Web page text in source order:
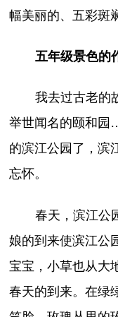
幅美丽的、五彩斑
五年级景色的
我去过古老的
举世闻名的颐和
的滨江公园了，滨
忘怀。
春天，滨江公
娘的到来使滨江公
宝宝，小草也从大
春天的到来。在绿